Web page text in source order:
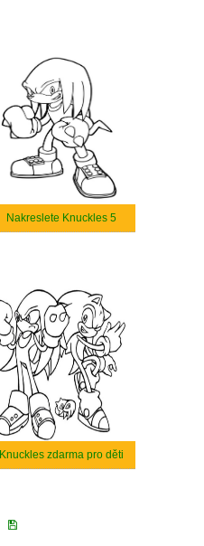
Nakreslete Knuckles 5
Knuckles zdarma pro děti